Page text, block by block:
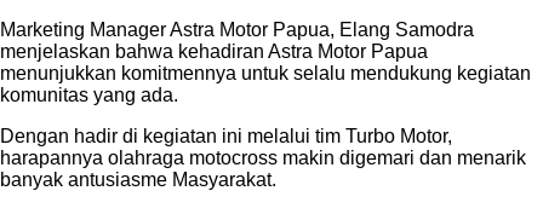
Marketing Manager Astra Motor Papua, Elang Samodra
menjelaskan bahwa kehadiran Astra Motor Papua
menunjukkan komitmennya untuk selalu mendukung kegiatan
komunitas yang ada.
Dengan hadir di kegiatan ini melalui tim Turbo Motor,
harapannya olahraga motocross makin digemari dan menarik
banyak antusiasme Masyarakat.